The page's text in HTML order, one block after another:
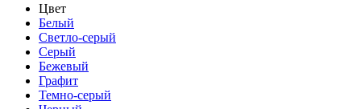
Цвет
Белый
Светло-серый
Серый
Бежевый
Графит
Темно-серый